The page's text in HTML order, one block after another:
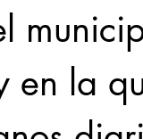
en la